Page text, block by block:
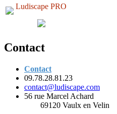
Ludiscape PRO
Contact
Contact
09.78.28.81.23
contact@ludiscape.com
56 rue Marcel Achard
69120 Vaulx en Velin